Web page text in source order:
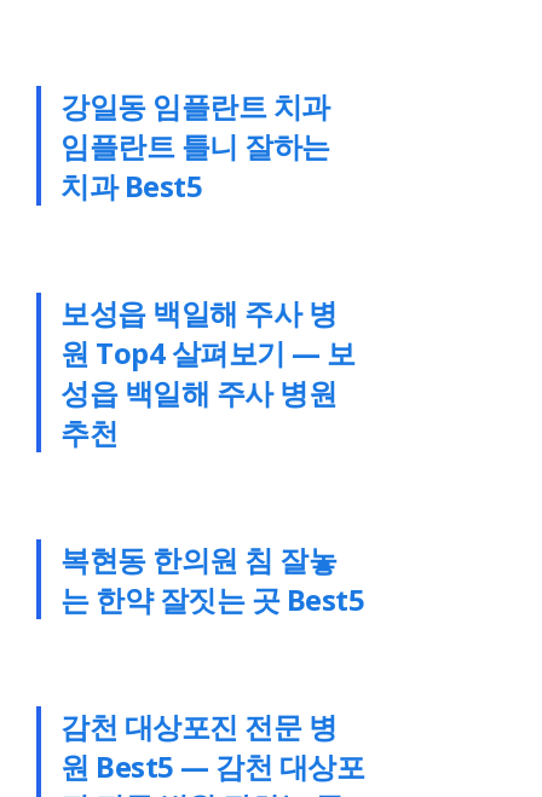
강일동 임플란트 치과
임플란트 틀니 잘하는
치과 Best5
보성읍 백일해 주사 병
원 Top4 살펴보기 — 보
성읍 백일해 주사 병원
추천
복현동 한의원 침 잘놓
는 한약 잘짓는 곳 Best5
감천 대상포진 전문 병
원 Best5 — 감천 대상포